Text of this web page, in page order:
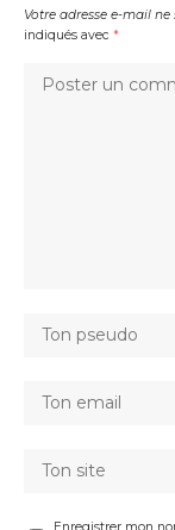
Votre adresse e-mail ne
indiqués avec *
Enregistrer mon